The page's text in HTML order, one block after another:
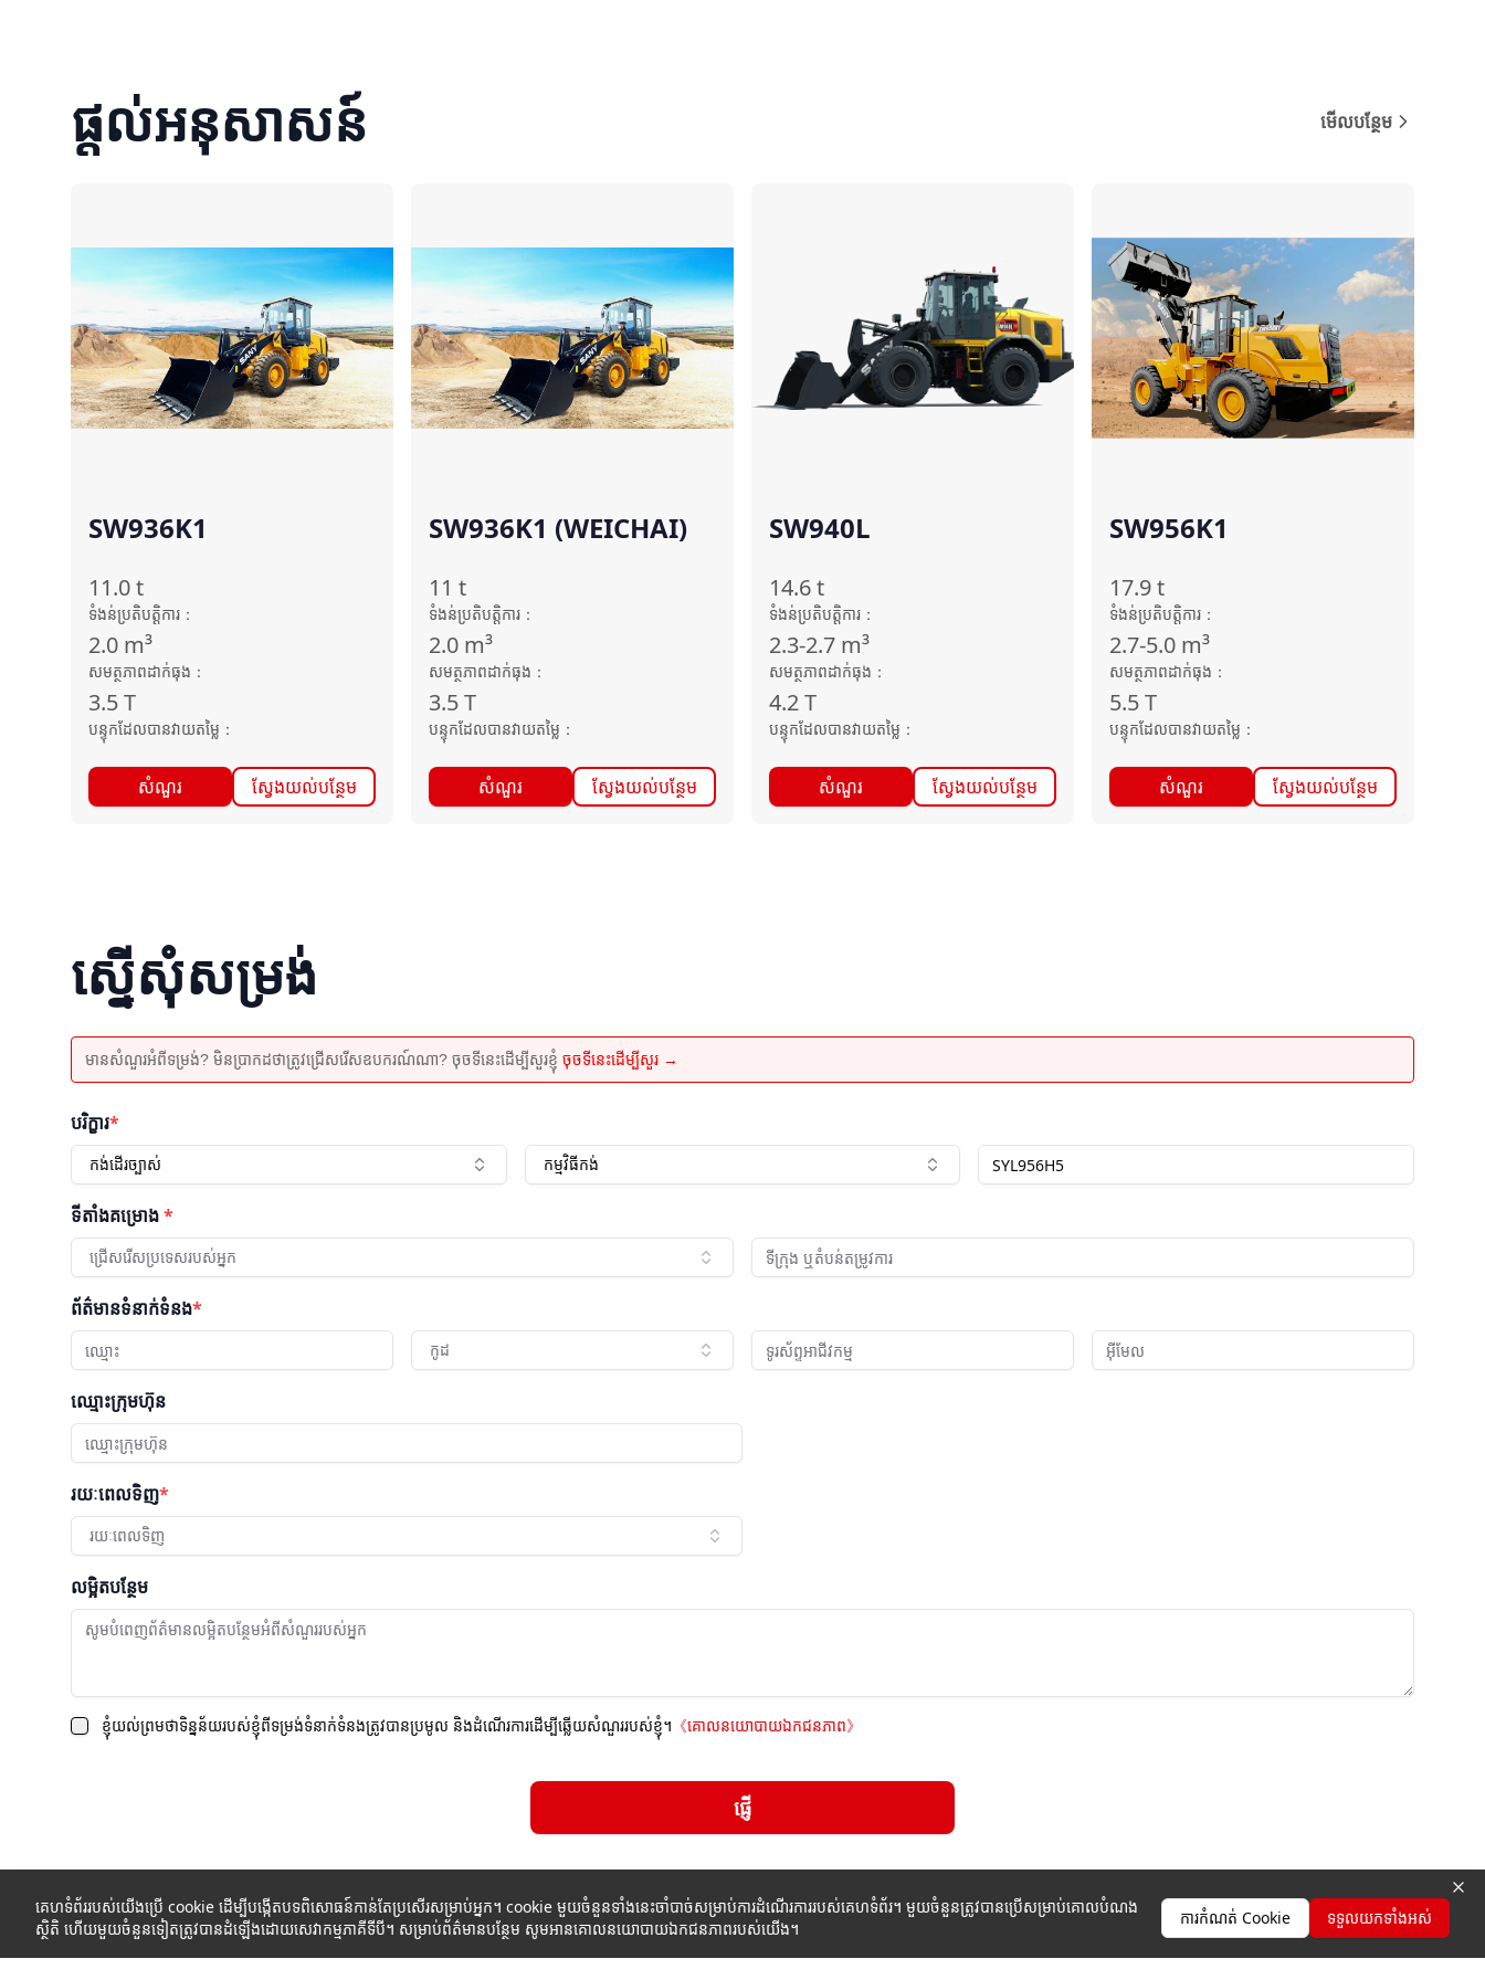
ផ្តល់អនុសាសន៍ មើលបន្ថែម
SW936K1
11.0t
ទំងន់ប្រតិបត្តិការ ：
2.0 m³
សមត្ថភាពដាក់ធុង ：
3.5T
បន្ទុកដែលបានវាយតម្លៃ ：
សំណួរ ស្វែងយល់បន្ថែម
SW936K1 (WEICHAI)
11 t
ទំងន់ប្រតិបត្តិការ ：
2.0 m³
សមត្ថភាពដាក់ធុង ：
3.5T
បន្ទុកដែលបានវាយតម្លៃ ：
សំណួរ ស្វែងយល់បន្ថែម
SW940L
14.6t
ទំងន់ប្រតិបត្តិការ ：
2.3-2.7 m³
សមត្ថភាពដាក់ធុង ：
4.2T
បន្ទុកដែលបានវាយតម្លៃ ：
សំណួរ ស្វែងយល់បន្ថែម
SW956K1
17.9t
ទំងន់ប្រតិបត្តិការ ：
2.7-5.0 m³
សមត្ថភាពដាក់ធុង ：
5.5T
បន្ទុកដែលបានវាយតម្លៃ ：
សំណួរ ស្វែងយល់បន្ថែម
ស្នើសុំសម្រង់
មានសំណួរអំពីទម្រង់? មិនប្រាកដថាត្រូវជ្រើសរើសឧបករណ៍ណា? ចុចទីនេះដើម្បីសួរខ្ញុំ ចុចទីនេះដើម្បីសួរ →
បរិក្ខារ*
កង់ដើរច្បាស់ កម្មវិធី​កង់
ទីតាំងគម្រោង*
ជ្រើសរើសប្រទេសរបស់អ្នក
ព័ត៌មានទំនាក់ទំនង*
កូដ
ឈ្មោះក្រុមហ៊ុន
រយៈពេលទិញ*
រយៈពេលទិញ
លម្អិតបន្ថែម
ខ្ញុំយល់ព្រមថាទិន្នន័យរបស់ខ្ញុំពីទម្រង់ទំនាក់ទំនងត្រូវបានប្រមូល និងដំណើរការដើម្បីឆ្លើយសំណួររបស់ខ្ញុំ។ 《គោលនយោបាយឯកជនភាព》
ផ្ញើ
គេហទំព័ររបស់យើងប្រើ cookie ដើម្បីបង្កើតបទពិសោធន៍កាន់តែប្រសើរសម្រាប់អ្នក។ cookie មួយចំនួនទាំងនេះចាំបាច់សម្រាប់ការដំណើរការរបស់គេហទំព័រ។ មួយចំនួនត្រូវបានប្រើសម្រាប់គោលបំណង
ស្ថិតិ ហើយមួយចំនួនទៀតត្រូវបានដំឡើងដោយសេវាកម្មភាគីទីបី។ សម្រាប់ព័ត៌មានបន្ថែម សូមអានគោលនយោបាយឯកជនភាពរបស់យើង។
ការកំណត់ Cookie ទទួលយកទាំងអស់